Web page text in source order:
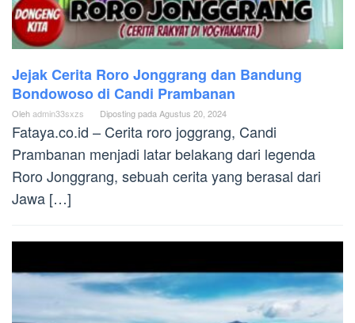
Jejak Cerita Roro Jonggrang dan Bandung
Bondowoso di Candi Prambanan
Olehadmin33sxzs Diposting padaAgustus 20, 2024
Fataya.co.id – Cerita roro joggrang, Candi
Prambanan menjadi latar belakang dari legenda
Roro Jonggrang, sebuah cerita yang berasal dari
Jawa […]